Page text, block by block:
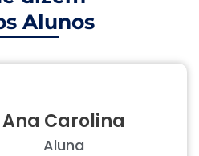
Alunos
Ana Carolina
Aluna